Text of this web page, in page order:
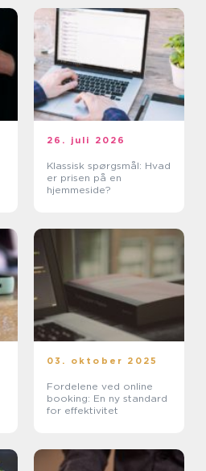
26. juli 2026
Klassisk spørgsmål: Hvad
er prisen på en
hjemmeside?
03. oktober 2025
Fordelene ved online
booking: En ny standard
for effektivitet